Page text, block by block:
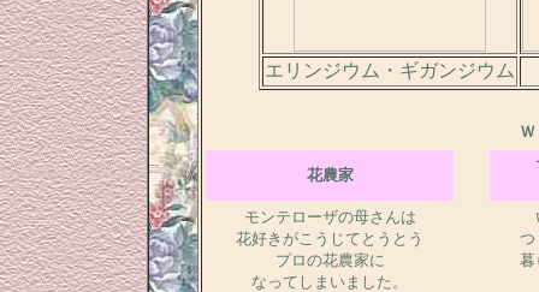
エリンジウム・ギガンジウム
花農家
モンテローザの母さんは
花好きがこうじてとうとう
プロの花農家に
なってしまいました。
つ
暮